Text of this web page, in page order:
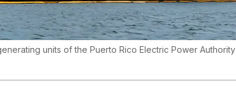
units of the Puerto Rico Electric Power Authority